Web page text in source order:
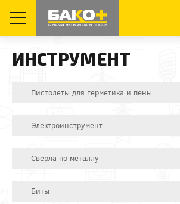
ИНСТРУМЕНТ
Пистолеты для герметика и пены
Электроинструмент
Сверла по металлу
Биты